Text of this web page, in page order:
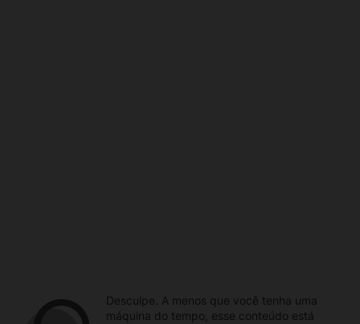
Desculpe. A menos que você tenha uma
máquina do tempo, esse conteúdo está